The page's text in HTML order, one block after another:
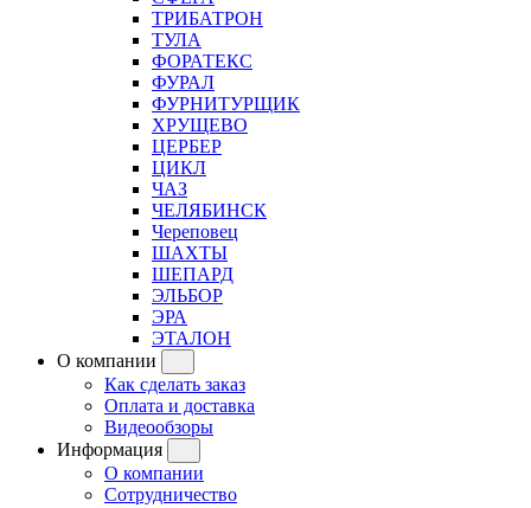
ТРИБАТРОН
ТУЛА
ФОРАТЕКС
ФУРАЛ
ФУРНИТУРЩИК
ХРУЩЕВО
ЦЕРБЕР
ЦИКЛ
ЧАЗ
ЧЕЛЯБИНСК
Череповец
ШАХТЫ
ШЕПАРД
ЭЛЬБОР
ЭРА
ЭТАЛОН
О компании
Как сделать заказ
Оплата и доставка
Видеообзоры
Информация
О компании
Сотрудничество